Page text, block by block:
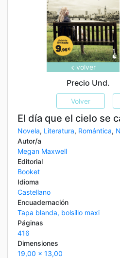
volver
Precio Und.
Volver
El día que el cielo se
Novela, Literatura, Romántica,
Autor/a
Megan Maxwell
Editorial
Booket
Idioma
Castellano
Encuadernación
Tapa blanda, bolsillo maxi
Páginas
416
Dimensiones
19,00 x 13,00